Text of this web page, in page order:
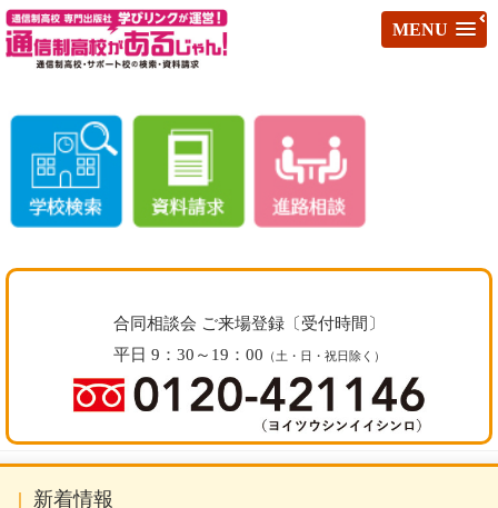
MENU
合同相談会 ご来場登録〔受付時間〕
平日 9：30～19：00 （土・日・祝日除く）
新着情報